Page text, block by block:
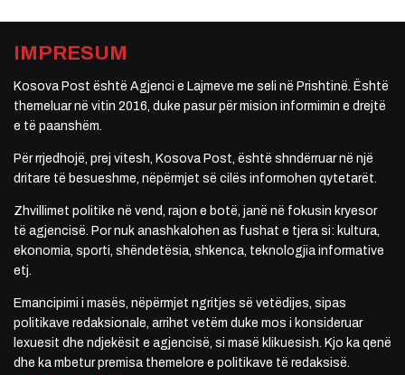
IMPRESUM
Kosova Post është Agjenci e Lajmeve me seli në Prishtinë. Është
themeluar në vitin 2016, duke pasur për mision informimin e drejtë
e të paanshëm.
Për rrjedhojë, prej vitesh, Kosova Post, është shndërruar në një
dritare të besueshme, nëpërmjet së cilës informohen qytetarët.
Zhvillimet politike në vend, rajon e botë, janë në fokusin kryesor
të agjencisë. Por nuk anashkalohen as fushat e tjera si: kultura,
ekonomia, sporti, shëndetësia, shkenca, teknologjia informative
etj.
Emancipimi i masës, nëpërmjet ngritjes së vetëdijes, sipas
politikave redaksionale, arrihet vetëm duke mos i konsideruar
lexuesit dhe ndjekësit e agjencisë, si masë klikuesish. Kjo ka qenë
dhe ka mbetur premisa themelore e politikave të redaksisë.